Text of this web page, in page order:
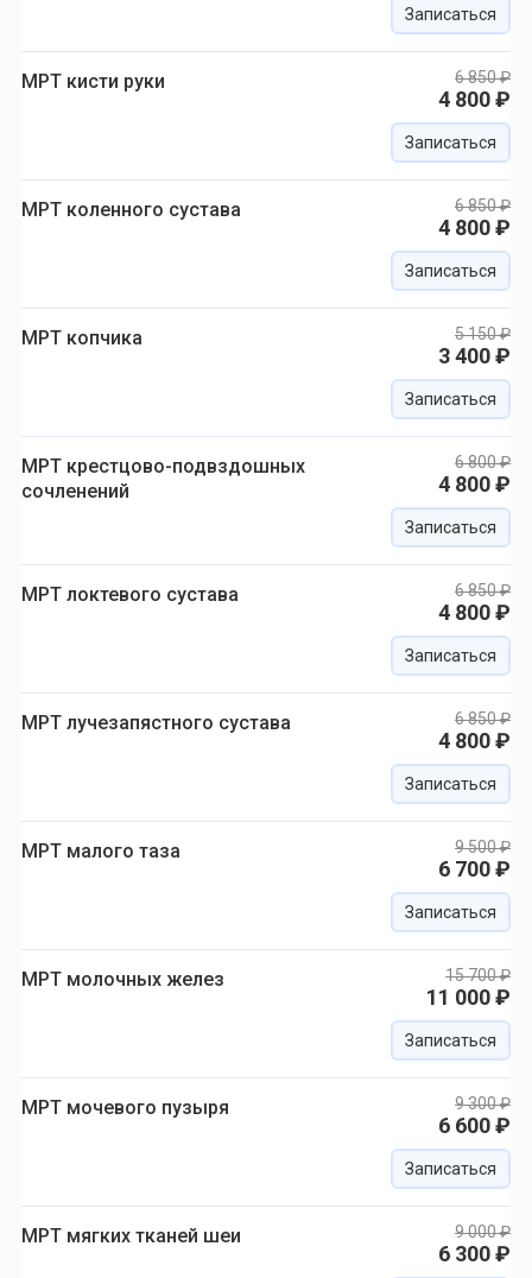
Записаться
МРТ кисти руки 6 850 ₽
4 800 ₽
Записаться
МРТ коленного сустава 6 850 ₽
4 800 ₽
Записаться
МРТ копчика 5 150 ₽
3 400 ₽
Записаться
МРТ крестцово-подвздошных
сочленений
6 800 ₽
4 800 ₽
Записаться
МРТ локтевого сустава 6 850 ₽
4 800 ₽
Записаться
МРТ лучезапястного сустава 6 850 ₽
4 800 ₽
Записаться
МРТ малого таза 9 500 ₽
6 700 ₽
Записаться
МРТ молочных желез 15 700 ₽
11 000 ₽
Записаться
МРТ мочевого пузыря 9 300 ₽
6 600 ₽
Записаться
МРТ мягких тканей шеи 9 000 ₽
6 300 ₽